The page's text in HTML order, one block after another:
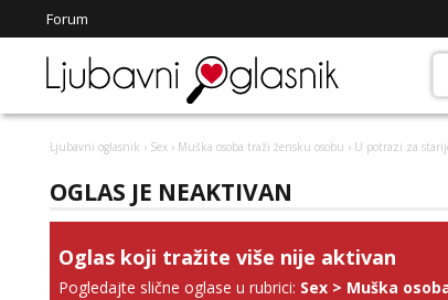
Forum
Ljubavni oglasnik › Sex › Muška osoba traži žensku osobu › U potrazi za
OGLAS JE NEAKTIVAN
Oglas koji tražite više nije aktivan
Pogledajte slične oglase u rubrici: Sex > Muška